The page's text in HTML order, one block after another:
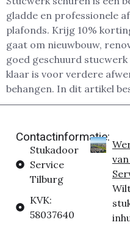
gladde en professionele
plafonds. Krijg 10%
gaat om nieuwbouw,
goed geschuurd
klaar is voor verdere
behangen. In dit artikel
Contactinformatie:
Stukadoor
Service
Tilburg
KVK:
58037640